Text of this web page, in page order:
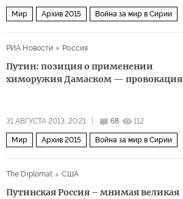
Мир Архив 2015 Война за мир в Сирии
РИА Новости Россия
Путин: позиция о применении
химоружия Дамаском — провокация
31 АВГУСТА 2013, 20:21 68 112
Мир Архив 2015 Война за мир в Сирии
The Diplomat США
Путинская Россия – мнимая великая